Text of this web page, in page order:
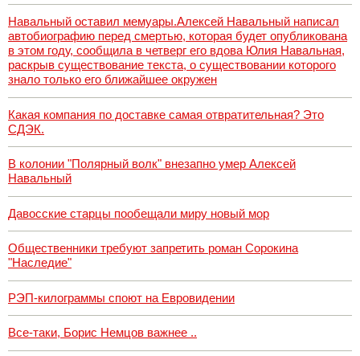
Навальный оставил мемуары.Алексей Навальный написал
автобиографию перед смертью, которая будет опубликована
в этом году, сообщила в четверг его вдова Юлия Навальная,
раскрыв существование текста, о существовании которого
знало только его ближайшее окружен
Какая компания по доставке самая отвратительная? Это
СДЭК.
В колонии "Полярный волк" внезапно умер Алексей
Навальный
Давосские старцы пообещали миру новый мор
Общественники требуют запретить роман Сорокина
"Наследие"
РЭП-килограммы споют на Евровидении
Все-таки, Борис Немцов важнее ..